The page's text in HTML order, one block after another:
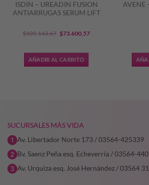
ISDIN – UREADIN FUSION
ANTIARRUGAS SERUM LIFT
$105.143,67 El
original
era:
$73.600,57El
AÑADIR AL CARRITO
AVENE
SUCURSALES MÁS VIDA
Av. Libertador Norte 173 / 03564-425339
Bv. Saenz Peña esq. Echeverría / 03564-
Av. Urquiza esq. José Hernández / 03564